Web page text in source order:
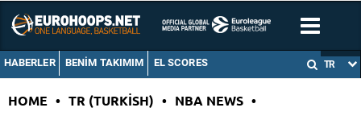
HABERLER BENIM TAKIMIM EL SCORES TR
HOME • TR (TURKISH) • NBA NEWS •